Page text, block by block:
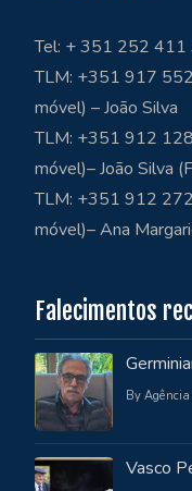
Tel: + 351 252 411
TLM: +351 917
móvel) – João Silva
TLM: +351 912
móvel)– João Silva
TLM: +351 912
móvel)– Ana
Falecimentos
By
Vasco